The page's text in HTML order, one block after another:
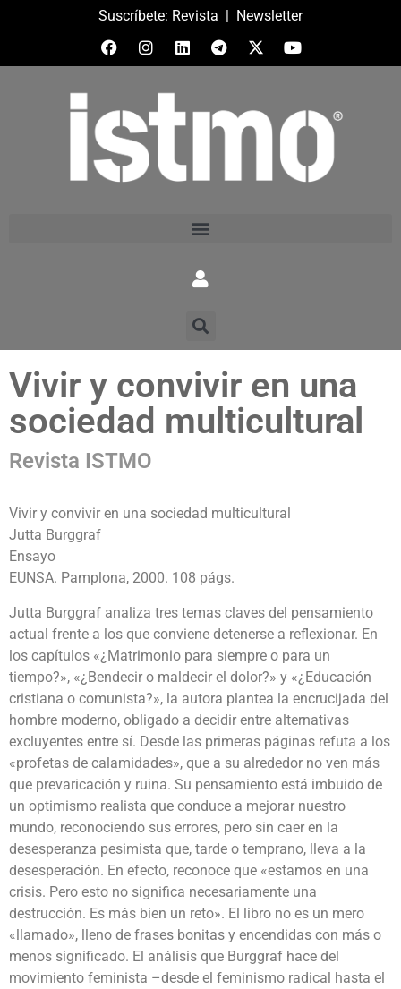
Suscríbete: Revista | Newsletter
Vivir y convivir en una
sociedad multicultural
Revista ISTMO
Vivir y convivir en una sociedad multicultural
Jutta Burggraf
Ensayo
EUNSA. Pamplona, 2000. 108 págs.
Jutta Burggraf analiza tres temas claves del pensamiento
actual frente a los que conviene detenerse a reflexionar. En
los capítulos «¿Matrimonio para siempre o para un
tiempo?», «¿Bendecir o maldecir el dolor?» y «¿Educación
cristiana o comunista?», la autora plantea la encrucijada del
hombre moderno, obligado a decidir entre alternativas
excluyentes entre sí. Desde las primeras páginas refuta a los
«profetas de calamidades», que a su alrededor no ven más
que prevaricación y ruina. Su pensamiento está imbuido de
un optimismo realista que conduce a mejorar nuestro
mundo, reconociendo sus errores, pero sin caer en la
desesperanza pesimista que, tarde o temprano, lleva a la
desesperación. En efecto, reconoce que «estamos en una
crisis. Pero esto no significa necesariamente una
destrucción. Es más bien un reto». El libro no es un mero
«llamado», lleno de frases bonitas y encendidas con más o
menos significado. El análisis que Burggraf hace del
movimiento feminista –desde el feminismo radical hasta el